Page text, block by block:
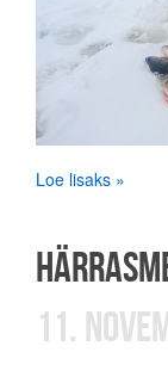
Loe lisaks »
11.